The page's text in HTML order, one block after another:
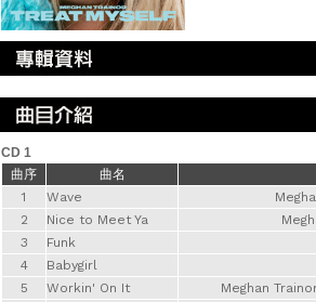
CD 1
曲序
曲名
1
Wave
2
Nice to Meet Ya
3
Funk
4
Babygirl
5
Workin' On It
Meghan